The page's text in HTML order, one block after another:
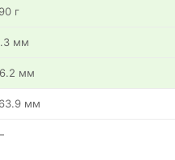
г
мм
мм
мм